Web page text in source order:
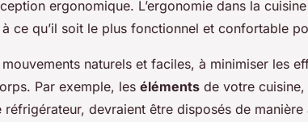
ergonomique. L’ergonomie dans la cuisine
ce qu’il soit le plus fonctionnel et confortable
naturels et faciles, à minimiser les
Par exemple, les éléments de votre
réfrigérateur, devraient être disposés de manière